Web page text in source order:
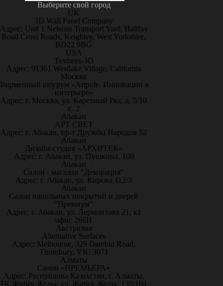
Выберите свой город
UK
3D Wall Panel Company
Адрес: Unit 1 Nelsons Transport Yard, Halifax
Road Cross Roads, Keighley, West Yorkshire,
BD22 9BG
USA
Textures-3D
Адрес: 91361 Westlake Village, California
Москва
шоурум «Artpole. Инновации в
интерьере»
Адрес: г. Москва, ул. Каретный Ряд, д. 5/10
с. 2
Абакан
АРТ СВЕТ
Адрес: г. Абакан, пр-т Дружбы Народов 52
Абакан
Дизайн-студия «АРХИТЕК»
Адрес: г. Абакан, ул. Пушкина, 100
Абакан
Салон - магазин "Декорация"
Адрес: г. Абакан, ул. Кирова 112/3
Абакан
Салон напольных покрытий и дверей
"Премиум"
Адрес: г. Абакан, ул. Лермонтова 21, к1
офис 266Н
Австралия
Alternative Surfaces
Адрес: Melbourne, 329 Darebin Road,
Thornbury, VIC 3071
Алматы
Салон «ПРЕМЬЕРА»
Адрес: Республика Казахстан, г. Алматы,
Жибек Жолы, ул. Жибек Жолы, 135/10а,